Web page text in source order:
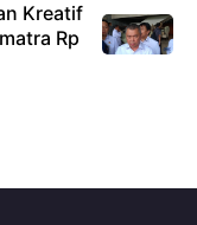
Kreatif
Rp